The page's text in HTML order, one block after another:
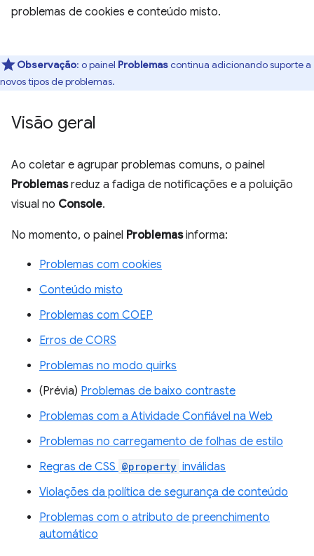
problemas de cookies e conteúdo misto.
Observação: o painel Problemascontinua adicionando suporte a
novos tipos de problemas.
Visão geral
Ao coletar e agrupar problemas comuns, o painel
Problemasreduz a fadiga de notificações e a poluição
visual no Console.
No momento, o painel Problemasinforma:
Problemas com cookies
Conteúdo misto
Problemas com COEP
Erros de CORS
Problemas no modo quirks
(Prévia) Problemas de baixo contraste
Problemas com a Atividade Confiável na Web
Problemas no carregamento de folhas de estilo
Regras de CSS @property inválidas
Violações da política de segurança de conteúdo
Problemas com o atributo de preenchimento
automático